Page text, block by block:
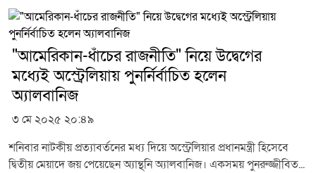
"আমেরিকান-ধাঁচের রাজনীতি" নিয়ে উদ্বেগের
মধ্যেই অস্ট্রেলিয়ায় পুনর্নির্বাচিত হলেন
অ্যালবানিজ
৩ মে ২০২৫ ২০:৪৯
শনিবার নাটকীয় প্রত্যাবর্তনের মধ্য দিয়ে অস্ট্রেলিয়ার প্রধানমন্ত্রী হিসেবে
দ্বিতীয় মেয়াদে জয় পেয়েছেন অ্যান্থনি অ্যালবানিজ। একসময় পুনরুজ্জীবিত...